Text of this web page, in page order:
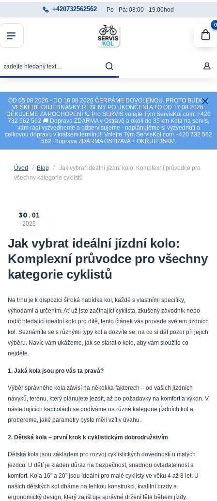
OD 05.08.2026 - DO 16.08.2026 ČERPÁME DOVOLENOU. PROTO BUDOU
VEŠKERÉ OBJEDNÁVKY ŘEŠENY PO UKONČENÍ A TO OD 17.08.2026.
DĚKUJEME ZA POCHOPENÍ 📞 Pro SERVIS volejte Tým ServisKol.com: +420
732 562 562 🚚 Doprava ZDARMA v Ostravě a okolí do 35 km Kola na servis,
vám rádi vyzvedneme a odservisujeme - naplánujeme si vyzvednutí a
celkovou dopravu v krátkém termínu!! Volejte Tým ServisKol.com +420 732 562
562. Doprava ZDARMA OSTRAVA + OKRUH 35KM.
+420732562562 Po - Pá: 08:00 - 19:00hod
0
Úvod Blog
Jak vybrat ideální jízdní kolo: Komplexní průvodce pro
všechny kategorie cyklistů
30 01
2025
Jak vybrat ideální jízdní kolo:
Komplexní průvodce pro všechny
kategorie cyklistů
Na trhu je k dispozici široká nabídka kol, každé s vlastními specifiky,
výhodami a určením. Ať už jste začínající cyklista, zkušený závodník nebo
rodič hledající ideální kolo pro dítě, tento článek vás provede světem jízdních
kol. Seznámíte se s různými typy kol a dozvíte se, na co si dát pozor při jejich
výběru. Navíc vám ukážeme, jak se starat o kolo, aby vám sloužilo co
nejdéle.
1. Jaká kola jsou pro vás ta pravá?
Výběr správného kola závisí na několika faktorech – od vašich jízdních
návyků, terénu, který plánujete jezdit, až po požadavky na komfort a výkon. V
následujících kapitolách se podíváme na různé kategorie jízdních kol a
probereme, jaké parametry byste měli vzít v úvahu.
2. Dětská kola – první krok k cyklistickým dobrodružstvím
Dětská kola jsou základem pro rozvoj cyklistických dovedností u malých
jezdců. U dětí je kladen důraz na bezpečnost, snadnou ovladatelnost a
komfort. Kola 16" a 20" jsou ideální pro malé cyklisty ve věku 4 až 8 let. U
našich dětských kol dbáme na lehkou konstrukci, kvalitní brzdy a
ergonomický design, který zajišťuje správné držení těla během jízdy.